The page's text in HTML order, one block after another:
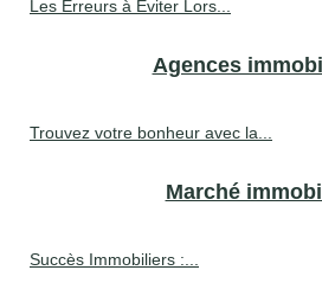
Les Erreurs à Éviter Lors...
Agences
Trouvez votre bonheur avec la...
Marché
Succès Immobiliers :...